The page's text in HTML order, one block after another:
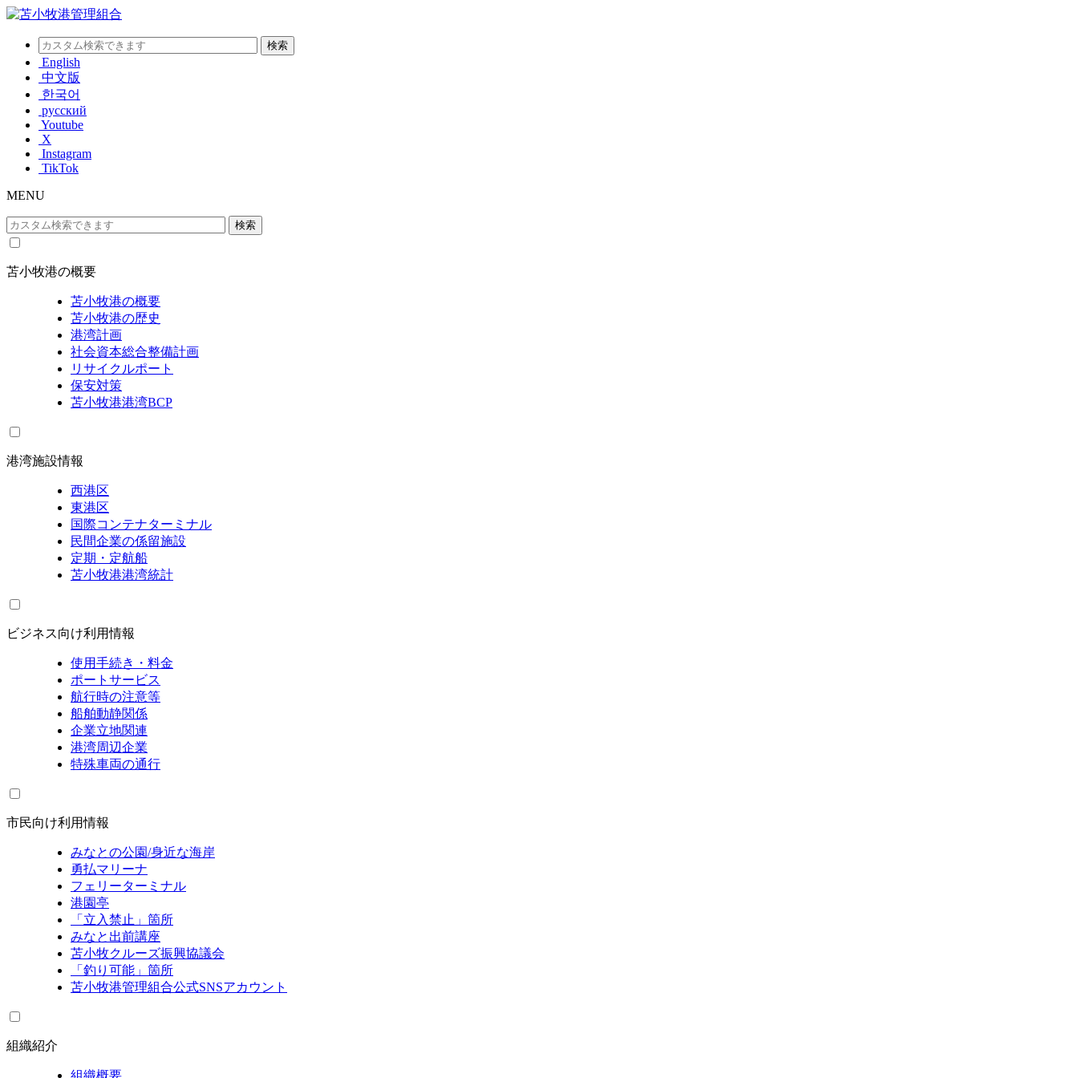
English
中文版
한국어
русский
Youtube
X
Instagram
TikTok
MENU
苫小牧港の概要
苫小牧港の概要
苫小牧港の歴史
港湾計画
社会資本総合整備計画
リサイクルポート
保安対策
苫小牧港港湾BCP
港湾施設情報
西港区
東港区
国際コンテナターミナル
民間企業の係留施設
定期・定航船
苫小牧港港湾統計
ビジネス向け利用情報
使用手続き・料金
ポートサービス
航行時の注意等
船舶動静関係
企業立地関連
港湾周辺企業
特殊車両の通行
市民向け利用情報
みなとの公園/身近な海岸
勇払マリーナ
フェリーターミナル
港園亭
「立入禁止」箇所
みなと出前講座
苫小牧クルーズ振興協議会
「釣り可能」箇所
苫小牧港管理組合公式SNSアカウント
組織紹介
組織概要